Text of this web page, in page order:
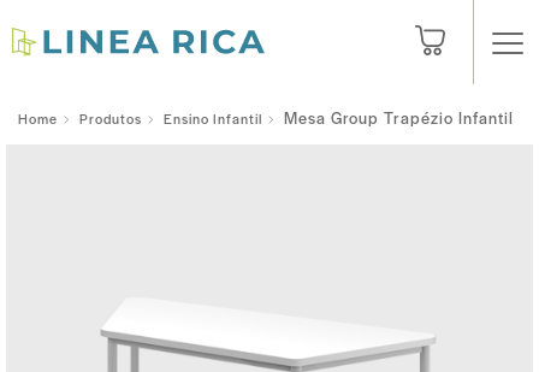
Home Produtos Ensino Infantil Mesa Group Trapézio Infantil